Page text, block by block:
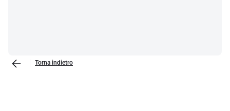
Torna indietro